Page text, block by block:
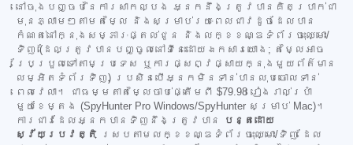
នៅចុងបញ្ចប់នៃការសាកល្បង អ្នកនឹងត្រូវបានគិតប្រាក់ជា
មុនភ្លាមៗតាមតម្លៃ និងសម្រាប់រយៈពេលជាវដូចដែលបាន
កំណត់នៅក្នុងសម្ភារៈផ្តល់ជូន និងលក្ខខណ្ឌទំព័រចុះឈ្មោះ/
ទិញ (ដែលត្រូវបានបញ្ចូលនៅទីនេះដោយឯកសារយោង; តម្លៃអាច
ប្រែប្រួលទៅតាមប្រទេស ឬការផ្សព្វផ្សាយក្នុងមួយព័ត៌មាន
លម្អិតទំព័រទិញ) ប្រសិនបើអ្នកមិនទាន់បានលុបចោលទាន់
ពេលវេលា។ ជាធម្មតាតម្លៃចាប់ផ្តើមពី $79.98 រៀងរាល់ប្រាំ
មួយខែម្តង (SpyHunter Pro Windows/SpyHunter សម្រាប់ Mac)។
ការជាវដែលអ្នកបានទិញនឹងត្រូវបាន
បន្តដោយ
ស្វ័យប្រវត្តិ ស្របតាមលក្ខខណ្ឌទំព័រចុះឈ្មោះ/ទិញ ដែល